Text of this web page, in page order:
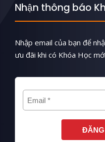
Nhận thông báo
Nhập email của bạn để
ưu đãi khi có Khóa Học